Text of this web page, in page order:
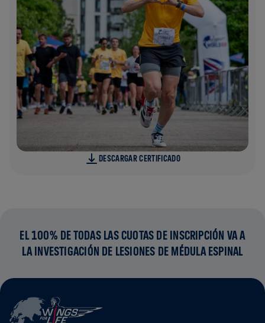
DESCARGAR CERTIFICADO
EL 100% DE TODAS LAS CUOTAS DE INSCRIPCIÓN VA A
LA INVESTIGACIÓN DE LESIONES DE MÉDULA ESPINAL